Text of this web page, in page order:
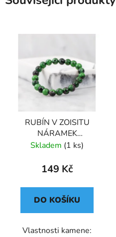
RUBÍN V ZOISITU
NÁRAMEK
KORÁLKOVÝ (UNISEX)
Skladem (1 ks)
149 Kč
DO KOŠÍKU
Vlastnosti kamene: